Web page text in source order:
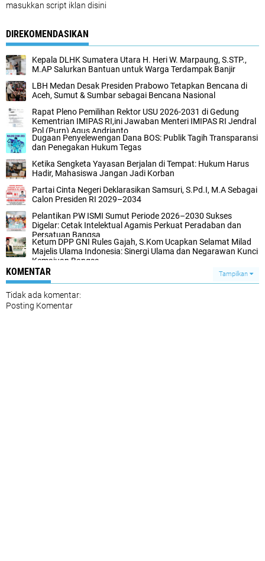
masukkan script iklan disini
DIREKOMENDASIKAN
Kepala DLHK Sumatera Utara H. Heri W. Marpaung, S.STP.,
M.AP Salurkan Bantuan untuk Warga Terdampak Banjir
LBH Medan Desak Presiden Prabowo Tetapkan Bencana di
Aceh, Sumut & Sumbar sebagai Bencana Nasional
Rapat Pleno Pemilihan Rektor USU 2026-2031 di Gedung
Kementrian IMIPAS RI,ini Jawaban Menteri IMIPAS RI Jendral
Pol (Purn) Agus Andrianto
Dugaan Penyelewengan Dana BOS: Publik Tagih Transparansi
dan Penegakan Hukum Tegas
Ketika Sengketa Yayasan Berjalan di Tempat: Hukum Harus
Hadir, Mahasiswa Jangan Jadi Korban
Partai Cinta Negeri Deklarasikan Samsuri, S.Pd.I, M.A Sebagai
Calon Presiden RI 2029–2034
Pelantikan PW ISMI Sumut Periode 2026–2030 Sukses
Digelar: Cetak Intelektual Agamis Perkuat Peradaban dan
Persatuan Bangsa
Ketum DPP GNI Rules Gajah, S.Kom Ucapkan Selamat Milad
Majelis Ulama Indonesia: Sinergi Ulama dan Negarawan Kunci
Kemajuan Bangsa
KOMENTAR Tampilkan
Tidak ada komentar:
Posting Komentar